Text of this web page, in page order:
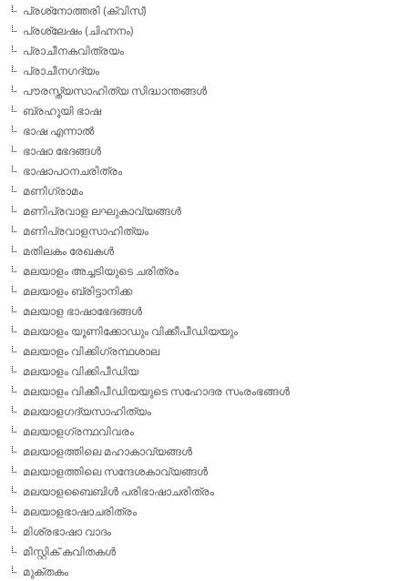
പ്രശ്‌നോത്തരി (ക്വിസ്)
പ്രശ്ലേഷം (ചിഹ്നനം)
പ്രാചീനകവിത്രയം
പ്രാചീനഗദ്യം
പൗരസ്ത്യസാഹിത്യ സിദ്ധാന്തങ്ങള്‍
ബ്രഹൂയി ഭാഷ
ഭാഷ എന്നാല്‍
ഭാഷാ ഭേദങ്ങള്‍
ഭാഷാപഠനചരിത്രം
മണിഗ്രാമം
മണിപ്രവാള ലഘുകാവ്യങ്ങള്‍
മണിപ്രവാളസാഹിത്യം
മതിലകം രേഖകള്‍
മലയാളം അച്ചടിയുടെ ചരിത്രം
മലയാളം ബ്രിട്ടാനിക്ക
മലയാള ഭാഷാഭേദങ്ങള്‍
മലയാളം യൂണിക്കോഡും വിക്കീപീഡിയയും
മലയാളം വിക്കിഗ്രന്ഥശാല
മലയാളം വിക്കിപീഡിയ
മലയാളം വിക്കീപീഡിയയുടെ സഹോദര സംരംഭങ്ങള്‍
മലയാളഗദ്യസാഹിത്യം
മലയാളഗ്രന്ഥവിവരം
മലയാളത്തിലെ മഹാകാവ്യങ്ങള്‍
മലയാളത്തിലെ സന്ദേശകാവ്യങ്ങള്‍
മലയാളബൈബിള്‍ പരിഭാഷാചരിത്രം
മലയാളഭാഷാചരിത്രം
മിശ്രഭാഷാ വാദം
മിസ്റ്റിക് കവിതകള്‍
മുക്തകം